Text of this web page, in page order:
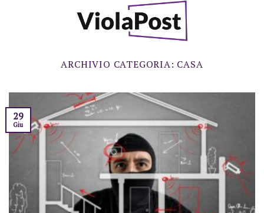
ARCHIVIO CATEGORIA: CASA
29
Giu